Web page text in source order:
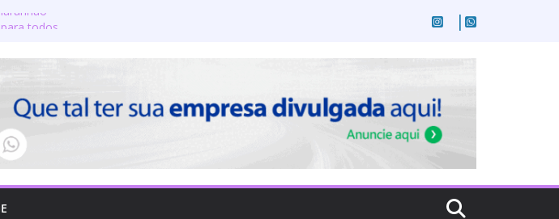
a
Maranhão